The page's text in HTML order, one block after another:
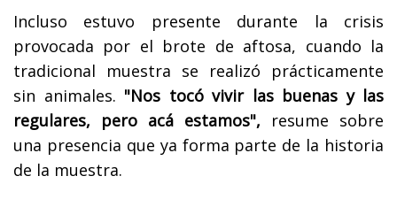
Incluso estuvo presente durante la crisis
provocada por el brote de aftosa, cuando la
tradicional muestra se realizó prácticamente
sin animales. "Nos tocó vivir las buenas y las
regulares, pero acá estamos", resume sobre
una presencia que ya forma parte de la historia
de la muestra.